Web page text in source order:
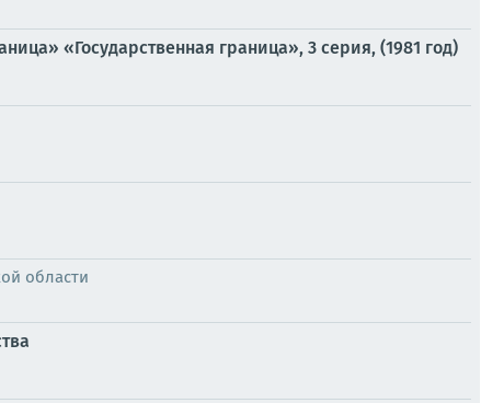
«Государственная граница», 3 серия, (1981 год)
области